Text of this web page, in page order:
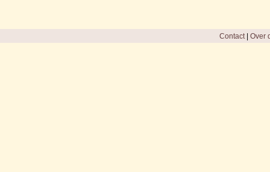
Contact| Over